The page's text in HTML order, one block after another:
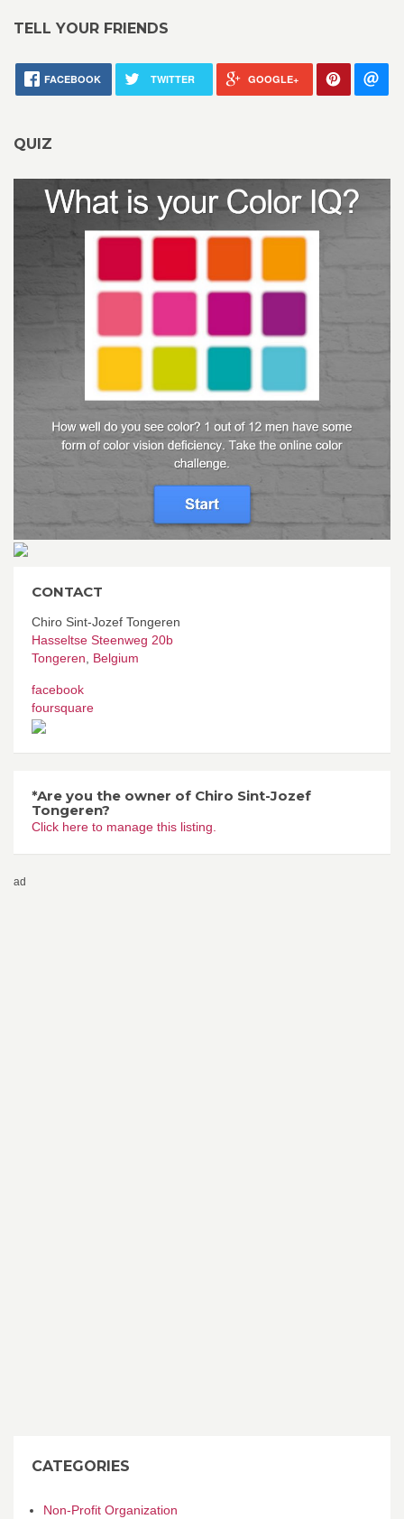
TELL YOUR FRIENDS
FACEBOOK TWITTER GOOGLE+
QUIZ
CONTACT
Chiro Sint-Jozef Tongeren
Hasseltse Steenweg 20b
Tongeren
Belgium
facebook
foursquare
*Are you the owner of Chiro Sint-Jozef
Tongeren?
Click here to manage this listing.
ad
CATEGORIES
Non-Profit Organization